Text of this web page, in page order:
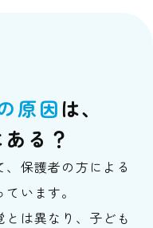
原因 は、
ある？
保護者の方による
います。
とは異なり、子ども